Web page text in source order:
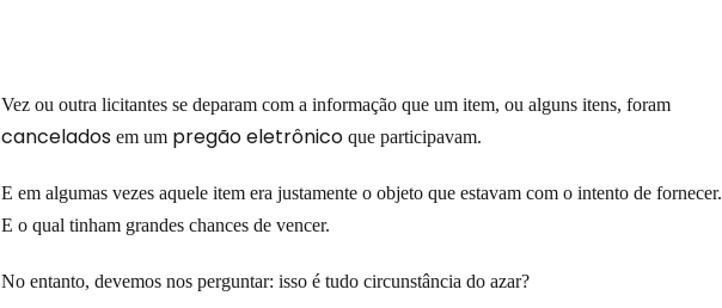
Vez ou outra licitantes se deparam com a informação que um item, ou alguns itens, foram
cancelados em um pregão eletrônico que participavam.
E em algumas vezes aquele item era justamente o objeto que estavam com o intento de fornecer.
E o qual tinham grandes chances de vencer.
No entanto, devemos nos perguntar: isso é tudo circunstância do azar?